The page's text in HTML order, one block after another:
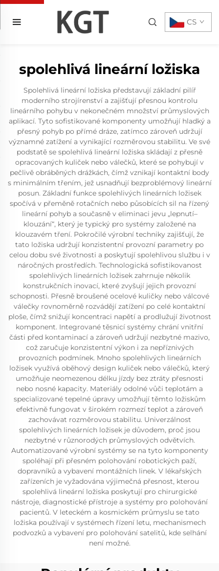
CS
spolehlivá lineární ložiska
Spolehlivá lineární ložiska představují základní pilíř
moderního strojírenství a zajišťují přesnou kontrolu
lineárního pohybu v nekonečném množství průmyslových
aplikací. Tyto sofistikované komponenty umožňují hladký a
přesný pohyb po přímé dráze, zatímco zároveň udržují
významné zatížení a vynikající rozměrovou stabilitu. Ve své
podstatě se spolehlivá lineární ložiska skládají z přesně
opracovaných kuliček nebo válečků, které se pohybují v
pečlivě obráběných drážkách, čímž vznikají kontaktní body
s minimálním třením, jež usnadňují bezproblémový lineární
posun. Základní funkce spolehlivých lineárních ložisek
spočívá v přeměně rotačních nebo působících sil na řízený
lineární pohyb a současně v eliminaci jevu „lepnutí–
klouzání“, který je typický pro systémy založené na
klouzavém tření. Pokročilé výrobní techniky zajišťují, že
tato ložiska udržují konzistentní provozní parametry po
celou dobu své životnosti a poskytují spolehlivou službu i v
náročných prostředích. Technologická sofistikovanost
spolehlivých lineárních ložisek zahrnuje několik
konstrukčních inovací, které zvyšují jejich provozní
schopnosti. Přesně broušené ocelové kuličky nebo válcové
válečky rovnoměrně rozvádějí zatížení po celé kontaktní
ploše, čímž snižují koncentraci napětí a prodlužují životnost
komponent. Integrované těsnicí systémy chrání vnitřní
části před kontaminací a zároveň udržují nezbytné mazivo,
což zaručuje konzistentní výkon i za nepříznivých
provozních podmínek. Mnoho spolehlivých lineárních
ložisek využívá oběhový design kuliček nebo válečků, který
umožňuje neomezenou délku jízdy bez ztráty přesnosti
nebo nosné kapacity. Materiály odolné vůči teplotám a
specializované tepelné úpravy umožňují těmto ložiskům
efektivně fungovat v širokém rozmezí teplot a zároveň
zachovávat rozměrovou stabilitu. Univerzálnost
spolehlivých lineárních ložisek je důvodem, proč jsou
nezbytné v různorodých průmyslových odvětvích.
Automatizované výrobní systémy se na tyto komponenty
spoléhají při přesném polohování robotických paží,
dopravníků a vybavení montážních linek. V lékařských
zařízeních je vyžadována výjimečná přesnost, kterou
spolehlivá lineární ložiska poskytují pro chirurgické
nástroje, diagnostické přístroje a systémy pro polohování
pacientů. V leteckém a kosmickém průmyslu se tato
ložiska používají v systémech řízení letu, mechanismech
podvozků a vybavení pro polohování satelitů, kde selhání
není možné.